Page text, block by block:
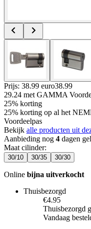
Prijs: 38.99 euro38.99
29.24 met GAMMA
25% korting
25% korting op al het
Voordeelpas
Bekijk alle producten uit
Aanbieding nog 4 dagen
Maat cilinder:
30/10 30/35 30/30
Online bijna uitverkocht
Thuisbezorgd
€4.95
Thuisbezorgd
Vandaag